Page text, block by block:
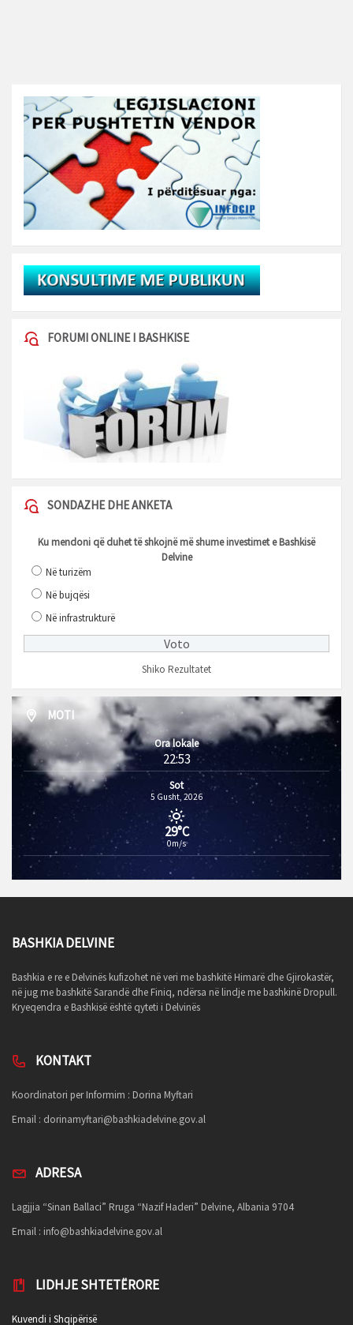
FORUMI ONLINE I BASHKISE
SONDAZHE DHE ANKETA
Ku mendoni që duhet të shkojnë më shume investimet e Bashkisë
Delvine
Në turizëm
Në bujqësi
Në infrastrukturë
Shiko Rezultatet
MOTI
Ora lokale
22:53
Sot
5 Gusht, 2026
29°C
0m/s
BASHKIA DELVINE
Bashkia e re e Delvinës kufizohet në veri me bashkitë Himarë dhe Gjirokastër,
në jug me bashkitë Sarandë dhe Finiq, ndërsa në lindje me bashkinë Dropull.
Kryeqendra e Bashkisë është qyteti i Delvinës
KONTAKT
Koordinatori per Informim : Dorina Myftari
Email : dorinamyftari@bashkiadelvine.gov.al
ADRESA
Lagjjia “Sinan Ballaci” Rruga “Nazif Haderi” Delvine, Albania 9704
Email : info@bashkiadelvine.gov.al
LIDHJE SHTETËRORE
Kuvendi i Shqipërisë